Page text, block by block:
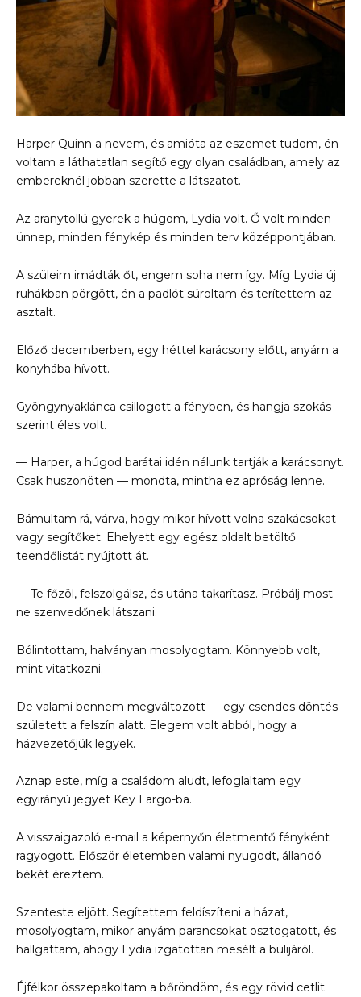
Harper Quinn a nevem, és amióta az eszemet tudom, én
voltam a láthatatlan segítő egy olyan családban, amely az
embereknél jobban szerette a látszatot.
Az aranytollú gyerek a húgom, Lydia volt. Ő volt minden
ünnep, minden fénykép és minden terv középpontjában.
A szüleim imádták őt, engem soha nem így. Míg Lydia új
ruhákban pörgött, én a padlót súroltam és terítettem az
asztalt.
Előző decemberben, egy héttel karácsony előtt, anyám a
konyhába hívott.
Gyöngynyaklánca csillogott a fényben, és hangja szokás
szerint éles volt.
— Harper, a húgod barátai idén nálunk tartják a karácsonyt.
Csak huszonöten — mondta, mintha ez apróság lenne.
Bámultam rá, várva, hogy mikor hívott volna szakácsokat
vagy segítőket. Ehelyett egy egész oldalt betöltő
teendőlistát nyújtott át.
— Te főzöl, felszolgálsz, és utána takarítasz. Próbálj most
ne szenvedőnek látszani.
Bólintottam, halványan mosolyogtam. Könnyebb volt,
mint vitatkozni.
De valami bennem megváltozott — egy csendes döntés
született a felszín alatt. Elegem volt abból, hogy a
házvezetőjük legyek.
Aznap este, míg a családom aludt, lefoglaltam egy
egyirányú jegyet Key Largo-ba.
A visszaigazoló e-mail a képernyőn életmentő fényként
ragyogott. Először életemben valami nyugodt, állandó
békét éreztem.
Szenteste eljött. Segítettem feldíszíteni a házat,
mosolyogtam, mikor anyám parancsokat osztogatott, és
hallgattam, ahogy Lydia izgatottan mesélt a bulijáról.
Éjfélkor összepakoltam a bőröndöm, és egy rövid cetlit